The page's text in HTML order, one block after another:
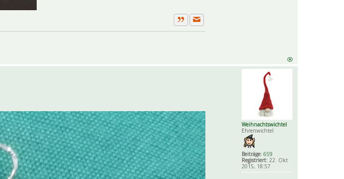
ZitatPrivate Nachricht senden
Weihnachtswichtel
Ehrenwichtel
Beiträge: 659
Registriert: 22. Okt
2015, 18:57